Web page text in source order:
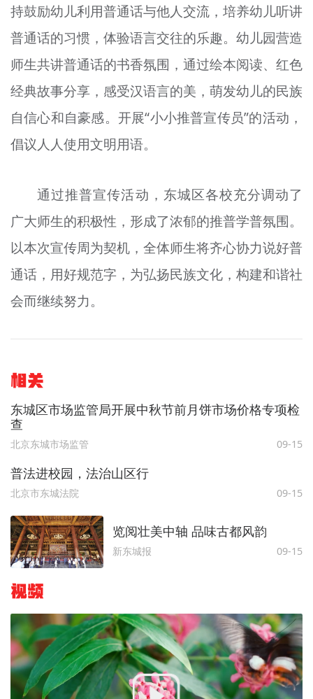
持鼓励幼儿利用普通话与他人交流，培养幼儿听讲
普通话的习惯，体验语言交往的乐趣。幼儿园营造
师生共讲普通话的书香氛围，通过绘本阅读、红色
经典故事分享，感受汉语言的美，萌发幼儿的民族
自信心和自豪感。开展“小小推普宣传员”的活动，
倡议人人使用文明用语。
通过推普宣传活动，东城区各校充分调动了
广大师生的积极性，形成了浓郁的推普学普氛围。
以本次宣传周为契机，全体师生将齐心协力说好普
通话，用好规范字，为弘扬民族文化，构建和谐社
会而继续努力。
相关
东城区市场监管局开展中秋节前月饼市场价格专项检
查
北京东城市场监管 09-15
普法进校园，法治山区行
北京市东城法院 09-15
览阅壮美中轴 品味古都风韵
新东城报 09-15
视频